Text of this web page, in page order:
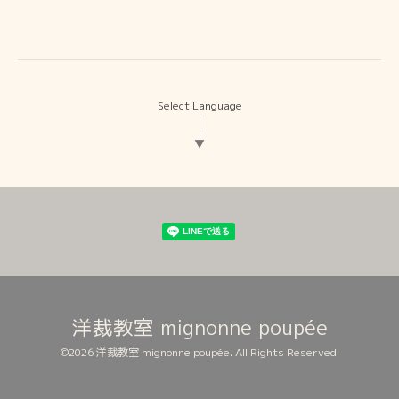
Select Language
▼
洋裁教室 mignonne poupée
©2026洋裁教室 mignonne poupée. All Rights Reserved.